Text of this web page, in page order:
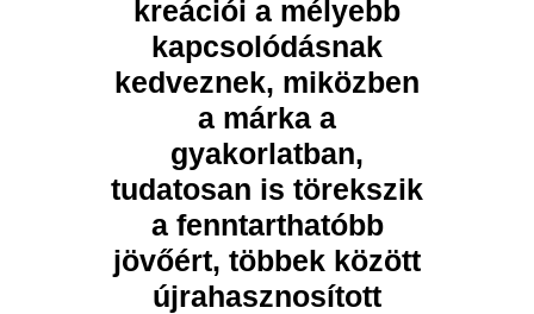
kreációi a mélyebb
kapcsolódásnak
kedveznek, miközben
a márka a
gyakorlatban,
tudatosan is törekszik
a fenntarthatóbb
jövőért, többek között
újrahasznosított